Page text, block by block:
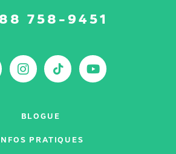
758-9451
Instagram
TikTok
BLOGUE
PRATIQUES